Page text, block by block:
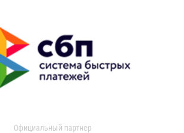
Официальный партнер